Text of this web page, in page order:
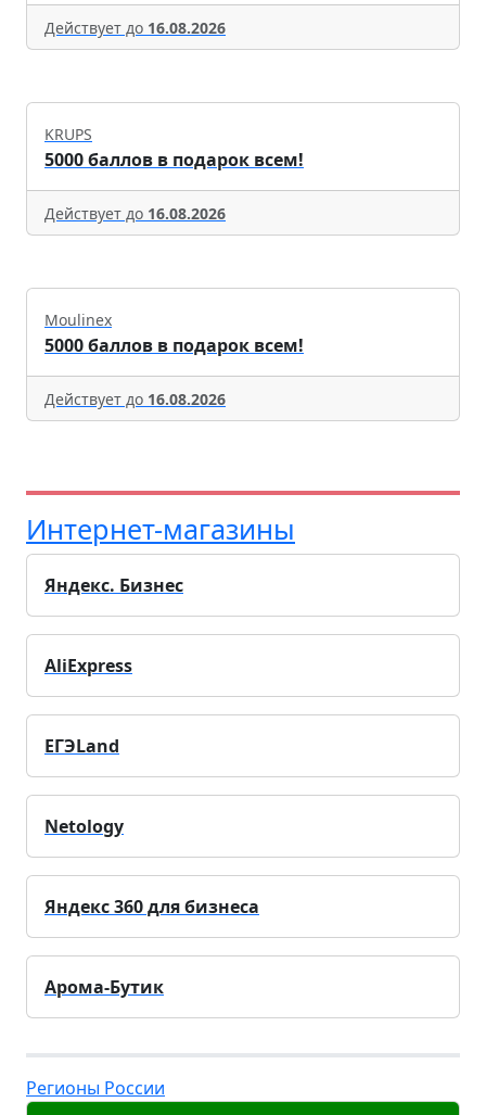
Действует до 16.08.2026
KRUPS
5000 баллов в подарок всем!
Действует до 16.08.2026
Moulinex
5000 баллов в подарок всем!
Действует до 16.08.2026
Интернет-магазины
Яндекс. Бизнес
AliExpress
ЕГЭLand
Netology
Яндекс 360 для бизнеса
Арома-Бутик
Регионы России